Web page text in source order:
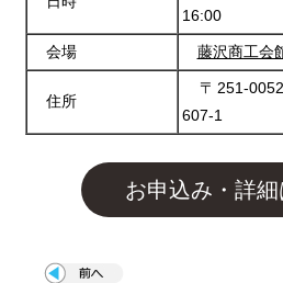
16:00
会場 藤沢商工会
住所
〒251-
607-1
お申込み・詳